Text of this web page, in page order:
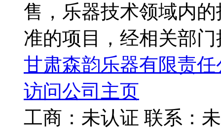
售，乐器技术领域内
准的项目，经相关部
甘肃森韵乐器有限责任
访问公司主页
工商： 未认证 联系：